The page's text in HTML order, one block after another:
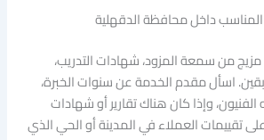
المناسب داخل محافظة الدقهلية
مزيج من سمعة المزود، شهادات التدريب،
اسأل مقدم الخدمة عن سنوات الخبرة،
وإذا كان هناك تقارير أو شهادات
تقييمات العملاء في المدينة أو الحي الذي